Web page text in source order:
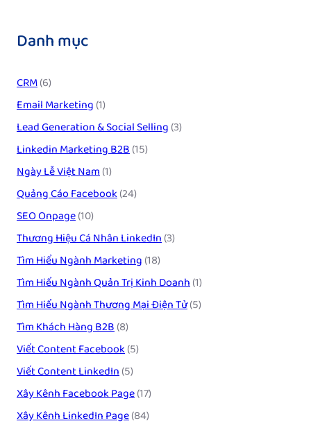
Danh mục
CRM(6)
Email Marketing(1)
Lead Generation & Social Selling(3)
Linkedin Marketing B2B(15)
Ngày Lễ Việt Nam(1)
Quảng Cáo Facebook(24)
SEO Onpage(10)
Thương Hiệu Cá Nhân LinkedIn(3)
Tìm Hiểu Ngành Marketing(18)
Tìm Hiểu Ngành Quản Trị Kinh Doanh(1)
Tìm Hiểu Ngành Thương Mại Điện Tử(5)
Tìm Khách Hàng B2B(8)
Viết Content Facebook(5)
Viết Content LinkedIn(5)
Xây Kênh Facebook Page(17)
Xây Kênh LinkedIn Page(84)